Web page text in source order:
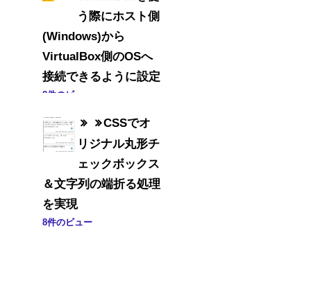
う際にホスト側
(Windows)から
VirtualBox側のOSへ
接続できるように設定
8件のビュー
CSSでオ
リジナル丸形チ
ェックボックス
＆文字列の端折る処理
を実現
8件のビュー